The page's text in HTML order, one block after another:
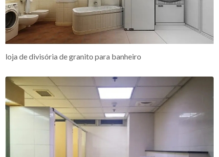
loja de divisória de granito para banheiro